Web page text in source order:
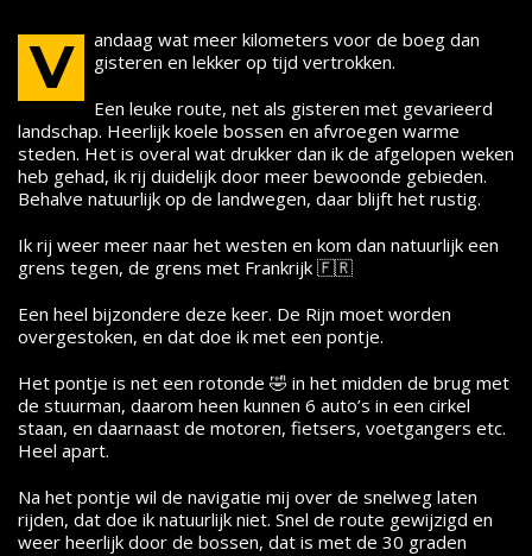
V
andaag wat meer kilometers voor de boeg dan
gisteren en lekker op tijd vertrokken.
Een leuke route, net als gisteren met gevarieerd
landschap. Heerlijk koele bossen en afvroegen warme
steden. Het is overal wat drukker dan ik de afgelopen weken
heb gehad, ik rij duidelijk door meer bewoonde gebieden.
Behalve natuurlijk op de landwegen, daar blijft het rustig.
Ik rij weer meer naar het westen en kom dan natuurlijk een
grens tegen, de grens met Frankrijk 🇫🇷
Een heel bijzondere deze keer. De Rijn moet worden
overgestoken, en dat doe ik met een pontje.
Het pontje is net een rotonde 🤣 in het midden de brug met
de stuurman, daarom heen kunnen 6 auto’s in een cirkel
staan, en daarnaast de motoren, fietsers, voetgangers etc.
Heel apart.
Na het pontje wil de navigatie mij over de snelweg laten
rijden, dat doe ik natuurlijk niet. Snel de route gewijzigd en
weer heerlijk door de bossen, dat is met de 30 graden